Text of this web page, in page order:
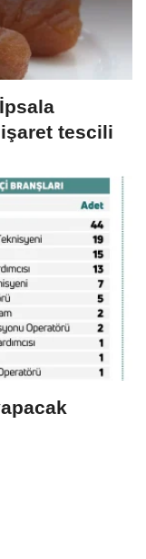
tescili